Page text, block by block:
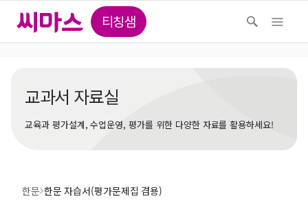
티칭샘
교과서 자료실
교육과 평가설계, 수업운영, 평가를 위한 다양한 자료를 활용하세요!
한문 한문 자습서(평가문제집 겸용)